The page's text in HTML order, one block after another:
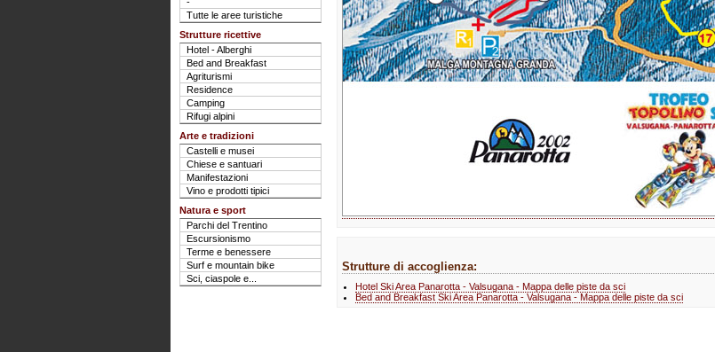
Strutture di accoglienza:
Hotel Ski Area Panarotta - Valsugana - Mappa delle piste da sci
Bed and Breakfast Ski Area Panarotta - Valsugana - Mappa delle piste da sci
Tutte le aree turistiche
Strutture ricettive
Hotel - Alberghi
Bed and Breakfast
Agriturismi
Residence
Camping
Rifugi alpini
Arte e tradizioni
Castelli e musei
Chiese e santuari
Manifestazioni
Vino e prodotti tipici
Natura e sport
Parchi del Trentino
Escursionismo
Terme e benessere
Surf e mountain bike
Sci, ciaspole e...